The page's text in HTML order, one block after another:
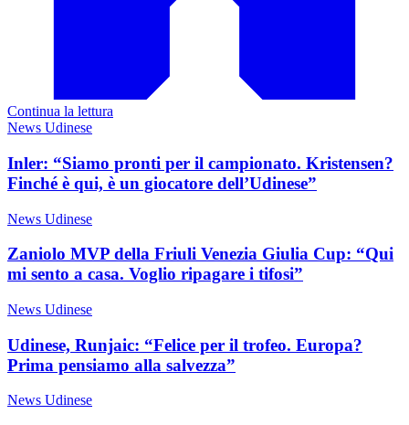
Continua la lettura
News Udinese
Inler: “Siamo pronti per il campionato. Kristensen?
Finché è qui, è un giocatore dell’Udinese”
News Udinese
Zaniolo MVP della Friuli Venezia Giulia Cup: “Qui
mi sento a casa. Voglio ripagare i tifosi”
News Udinese
Udinese, Runjaic: “Felice per il trofeo. Europa?
Prima pensiamo alla salvezza”
News Udinese